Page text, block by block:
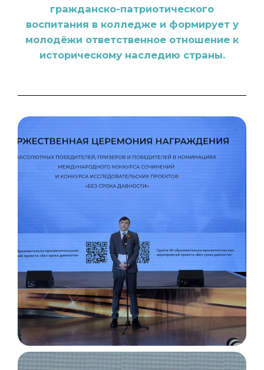
гражданско-патриотического
воспитания в колледже и формирует у
молодёжи ответственное отношение к
историческому наследию страны.